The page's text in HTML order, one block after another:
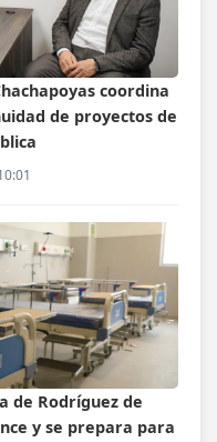
coordina
de proyectos de
de Rodríguez de
y se prepara para